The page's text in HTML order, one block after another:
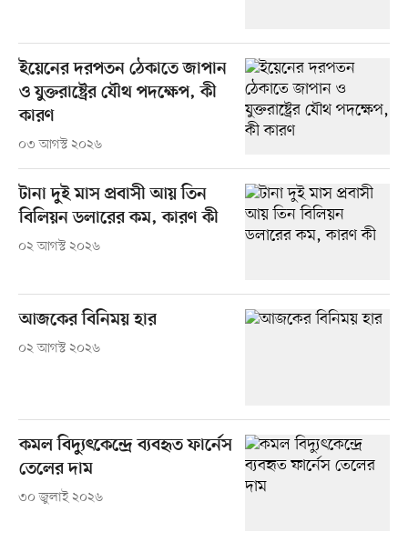
ইয়েনের দরপতন ঠেকাতে জাপান
ও যুক্তরাষ্ট্রের যৌথ পদক্ষেপ, কী
কারণ
০৩ আগস্ট ২০২৬
টানা দুই মাস প্রবাসী আয় তিন
বিলিয়ন ডলারের কম, কারণ কী
০২ আগস্ট ২০২৬
আজকের বিনিময় হার
০২ আগস্ট ২০২৬
কমল বিদ্যুৎকেন্দ্রে ব্যবহৃত ফার্নেস
তেলের দাম
৩০ জুলাই ২০২৬